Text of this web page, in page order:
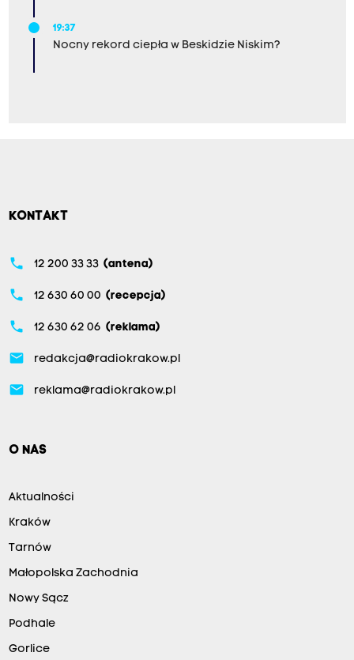
19:37
Nocny rekord ciepła w Beskidzie Niskim?
KONTAKT
phone 12 200 33 33 (antena)
phone 12 630 60 00 (recepcja)
phone 12 630 62 06 (reklama)
email redakcja@radiokrakow.pl
email reklama@radiokrakow.pl
O NAS
Aktualności
Kraków
Tarnów
Małopolska Zachodnia
Nowy Sącz
Podhale
Gorlice